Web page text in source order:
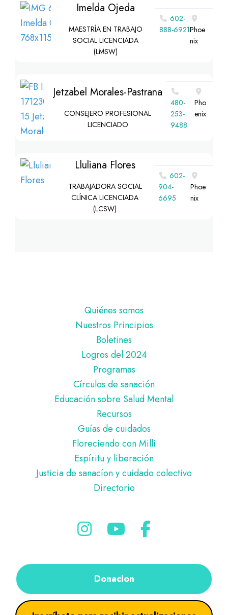
Imelda Ojeda
MAESTRÍA EN TRABAJO
SOCIAL LICENCIADA
(LMSW)
602-
888-6921Phoe
nix
Jetzabel Morales-Pastrana
CONSEJERO PROFESIONAL
LICENCIADO
480-
253-
9488
Pho
enix
Lluliana Flores
TRABAJADORA SOCIAL
CLÍNICA LICENCIADA
(LCSW)
602-
904-
6695
Phoe
nix
Quiénes somos
Nuestros Principios
Boletines
Logros del 2024
Programas
Círculos de sanación
Educación sobre Salud Mental
Recursos
Guías de cuidados
Floreciendo con Milli
Espíritu y liberación
Justicia de sanacíon y cuidado colectivo
Directorio
Donacion